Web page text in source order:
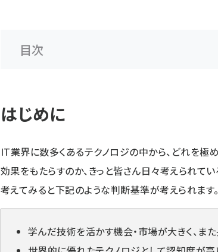
目次
はじめに
IT業界に数多くあるテクノロジの中から、どれを極
効果をもたらすのか、きっと皆さん日々考えられて
考えてみると下記のような判断基準が考えられます。
学んだ技術を活かす機会・市場が大きく、ま